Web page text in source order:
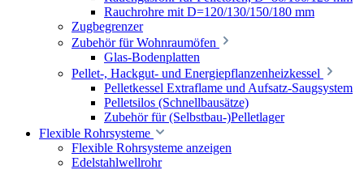
Rauchrohre mit D=120/130/150/180 mm
Zugbegrenzer
Zubehör für Wohnraumöfen
Glas-Bodenplatten
Pellet-, Hackgut- und Energiepflanzenheizkessel
Pelletkessel Extraflame und Aufsatz-Saugsystem
Pelletsilos (Schnellbausätze)
Zubehör für (Selbstbau-)Pelletlager
Flexible Rohrsysteme
Flexible Rohrsysteme anzeigen
Edelstahlwellrohr